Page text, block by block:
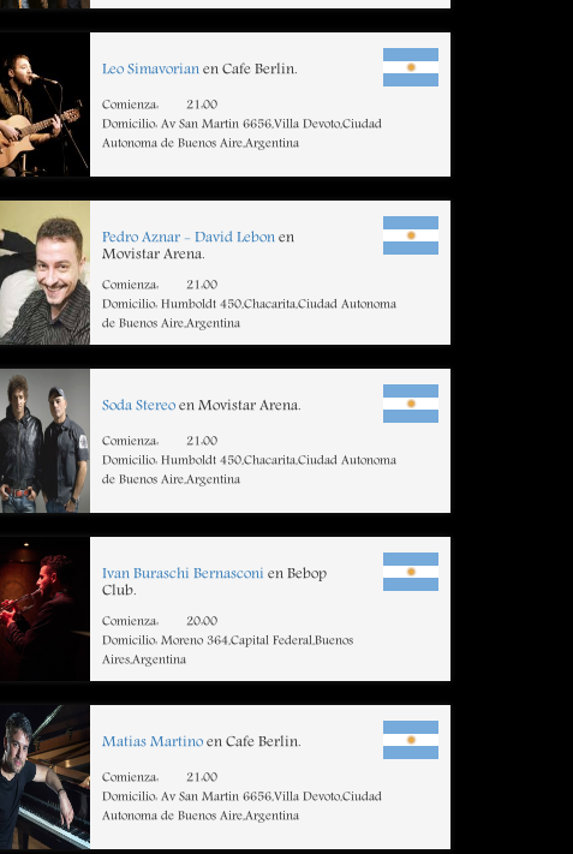
Leo Simavorianen Cafe Berlin.
Comienza:
21:00
Domicilio: Av San Martin 6656,Villa Devoto,Ciudad
Autonoma de Buenos Aire,Argentina
Pedro Aznar - David Lebonen
Movistar Arena.
Comienza:
21:00
Domicilio: Humboldt 450,Chacarita,Ciudad Autonoma
de Buenos Aire,Argentina
Soda Stereoen Movistar Arena.
Comienza:
21:00
Domicilio: Humboldt 450,Chacarita,Ciudad Autonoma
de Buenos Aire,Argentina
Ivan Buraschi Bernasconi en Bebop
Club.
Comienza:
20:00
Domicilio: Moreno 364,Capital Federal,Buenos
Aires,Argentina
Matias Martinoen Cafe Berlin.
Comienza:
21:00
Domicilio: Av San Martin 6656,Villa Devoto,Ciudad
Autonoma de Buenos Aire,Argentina